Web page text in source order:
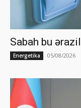
Sabah bu
Energetika 05/08/2026